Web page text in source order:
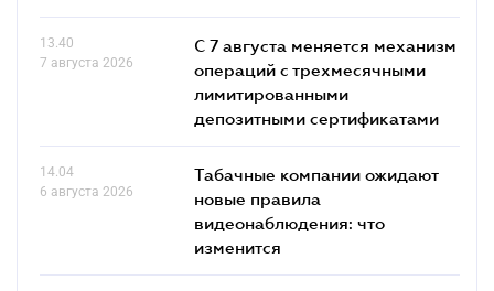
13.40
7 августа 2026
С 7 августа меняется механизм
операций с трехмесячными
лимитированными
депозитными сертификатами
14.04
6 августа 2026
Табачные компании ожидают
новые правила
видеонаблюдения: что
изменится